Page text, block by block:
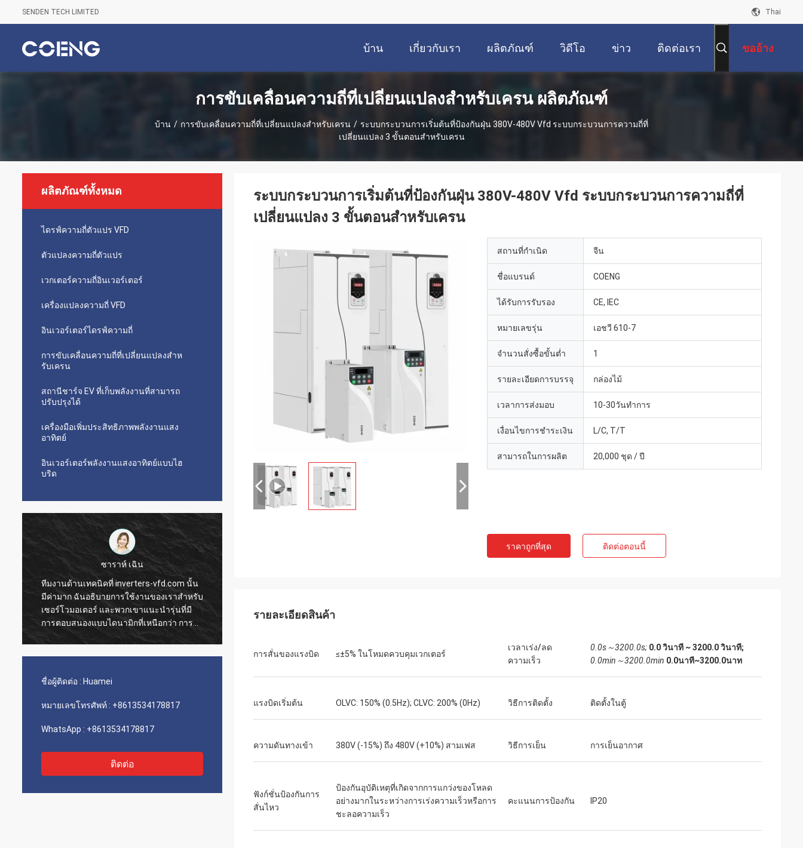
SENDEN TECH LIMITED Thai
บ้าน เกี่ยวกับเรา ผลิตภัณฑ์ วิดีโอ ข่าว ติดต่อเรา ขออ้าง
การขับเคลื่อนความถี่ที่เปลี่ยนแปลงสําหรับเครน ผลิตภัณฑ์
บ้าน / การขับเคลื่อนความถี่ที่เปลี่ยนแปลงสําหรับเครน / ระบบกระบวนการเริ่มต้นที่ป้องกันฝุ่น 380V-480V Vfd ระบบกระบวนการความถี่ที่
เปลี่ยนแปลง 3 ขั้นตอนสําหรับเครน
ผลิตภัณฑ์ทั้งหมด
ไดรฟ์ความถี่ตัวแปร VFD
ตัวแปลงความถี่ตัวแปร
เวกเตอร์ความถี่อินเวอร์เตอร์
เครื่องแปลงความถี่ VFD
อินเวอร์เตอร์ไดรฟ์ความถี่
การขับเคลื่อนความถี่ที่เปลี่ยนแปลงสําห
รับเครน
สถานีชาร์จ EV ที่เก็บพลังงานที่สามารถ
ปรับปรุงได้
เครื่องมือเพิ่มประสิทธิภาพพลังงานแสง
อาทิตย์
อินเวอร์เตอร์พลังงานแสงอาทิตย์แบบไฮ
บริด
ซาราห์ เฉิน
ทีมงานด้านเทคนิคที่ inverters-vfd.com นั้น
มีค่ามาก ฉันอธิบายการใช้งานของเราสำหรับ
เซอร์โวมอเตอร์ และพวกเขาแนะนำรุ่นที่มี
การตอบสนองแบบไดนามิกที่เหนือกว่า การ
ติดตั้งเป็นไปอย่างราบรื่น และความแม่นยำได้
ประสิทธิภาพสูง!
ความรวดเร็วอย่างน่าประหลาดใจ นับตั้งแต่
ขนส่งและการทำงานที่แข็งแกร่งของส่วน
เลย
เหมาะอย่างยิ่งสำหรับการใช้งานเฉพาะทาง
เสถียรของมันช่วยขจัดปัญหาการสะดุดบ่อย
ครั้งของเราได้ คุ้มค่าอย่างยิ่งและเป็น
พันธมิตรที่เชื่อถือได้สำหรับส่วนประกอบ
ชื่อผู้ติดต่อ : Huamei
หมายเลขโทรศัพท์ : +8613534178817
WhatsApp : +8613534178817
ติดต่อ
ระบบกระบวนการเริ่มต้นที่ป้องกันฝุ่น 380V-480V Vfd ระบบกระบวนการความถี่ที่
เปลี่ยนแปลง 3 ขั้นตอนสําหรับเครน
สถานที่กำเนิด จีน
ชื่อแบรนด์ COENG
ได้รับการรับรอง CE, IEC
หมายเลขรุ่น เอชวี 610-7
จำนวนสั่งซื้อขั้นต่ำ 1
รายละเอียดการบรรจุ กล่องไม้
เวลาการส่งมอบ 10-30วันทำการ
เงื่อนไขการชำระเงิน L/C, T/T
สามารถในการผลิต 20,000 ชุด / ปี
ราคาถูกที่สุด ติดต่อตอนนี้
รายละเอียดสินค้า
การสั่นของแรงบิด ≤±5% ในโหมดควบคุมเวกเตอร์
เวลาเร่ง/ลด
ความเร็ว
0.0s～3200.0s; 0.0 วินาที ~ 3200.0 วินาที;
0.0min～3200.0min 0.0นาที~3200.0นาท
แรงบิดเริ่มต้น OLVC: 150% (0.5Hz); CLVC: 200% (0Hz) วิธีการติดตั้ง ติดตั้งในตู้
ความดันทางเข้า 380V (-15%) ถึง 480V (+10%) สามเฟส วิธีการเย็น การเย็นอากาศ
ฟังก์ชั่นป้องกันการ
สั่นไหว
ป้องกันอุบัติเหตุที่เกิดจากการแกว่งของโหลด
อย่างมากในระหว่างการเร่งความเร็วหรือการ
ชะลอความเร็ว
คะแนนการป้องกัน IP20